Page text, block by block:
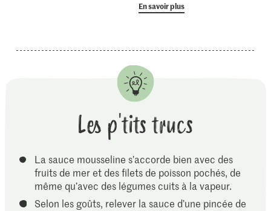
En savoir plus
Les p'tits trucs
La sauce mousseline s’accorde bien avec des
fruits de mer et des filets de poisson pochés, de
même qu’avec des légumes cuits à la vapeur.
Selon les goûts, relever la sauce d’une pincée de